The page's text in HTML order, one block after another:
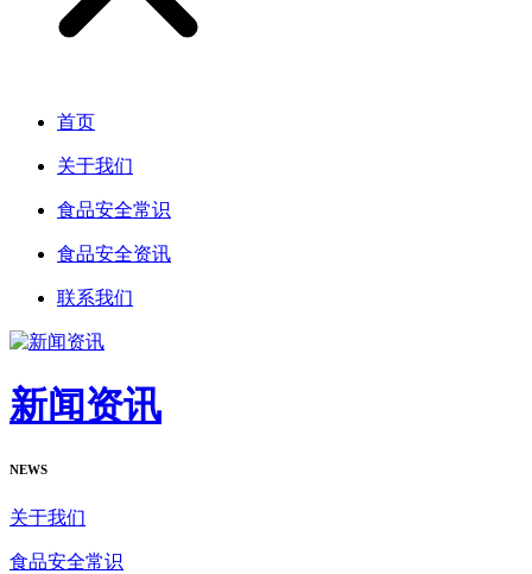
首页
关于我们
食品安全常识
食品安全资讯
联系我们
新闻资讯
NEWS
关于我们
食品安全常识